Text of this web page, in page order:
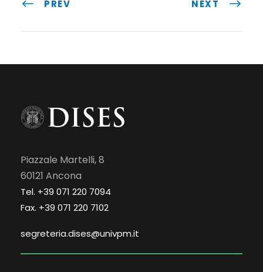
PREV NEXT
Piazzale Martelli, 8
60121 Ancona
Tel. +39 071 220 7094
Fax. +39 071 220 7102
segreteria.dises@univpm.it